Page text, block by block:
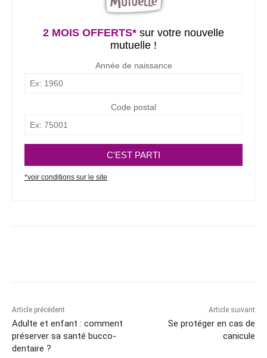
Article précédent
Adulte et enfant : comment
préserver sa santé bucco-
dentaire ?
Article suivant
Se protéger en cas de
canicule